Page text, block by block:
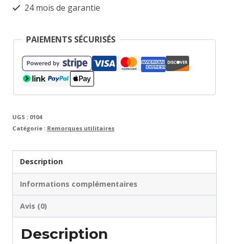
auvent
+
panneaux
latéraux
24 mois de garantie
PAIEMENTS SÉCURISÉS
UGS : 0104
Catégorie : Remorques utilitaires
Description
Informations complémentaires
Avis (0)
Description